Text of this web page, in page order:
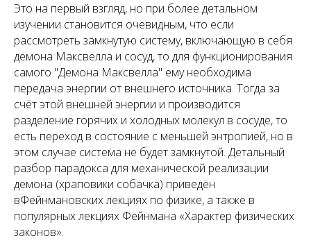
Это на первый взгляд, но при более детальном
изучении становится очевидным, что если
рассмотреть замкнутую систему, включающую в себя
демона Максвелла и сосуд, то для функционирования
самого "Демона Максвелла" ему необходима
передача энергии от внешнего источника. Тогда за
счёт этой внешней энергии и производится
разделение горячих и холодных молекул в сосуде, то
есть переход в состояние с меньшей энтропией, но в
этом случае система не будет замкнутой. Детальный
разбор парадокса для механической реализации
демона (храповики собачка) приведён
вФейнмановских лекциях по физике, а также в
популярных лекциях Фейнмана «Характер физических
законов».